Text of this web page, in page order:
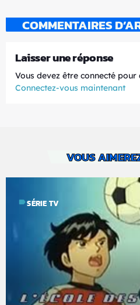
COMMENTAIRES
Laisser une réponse
Vous devez être connecté
Connectez-vous maintenant
VOUS
labelSÉRIE TV